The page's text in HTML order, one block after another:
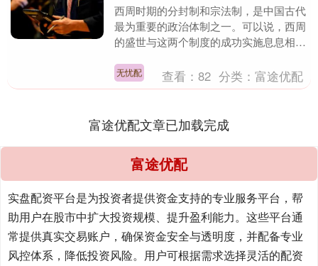
西周时期的分封制和宗法制，是中国古代
最为重要的政治体制之一。可以说，西周
的盛世与这两个制度的成功实施息息相
的封建帝制。历朝历....
无忧配 查看：82 分类：富途优配
富途优配文章已加载完成
富途优配
实盘配资平台是为投资者提供资金支持的专业服务平台，帮
助用户在股市中扩大投资规模、提升盈利能力。这些平台通
常提供真实交易账户，确保资金安全与透明度，并配备专业
风控体系，降低投资风险。用户可根据需求选择灵活的配资